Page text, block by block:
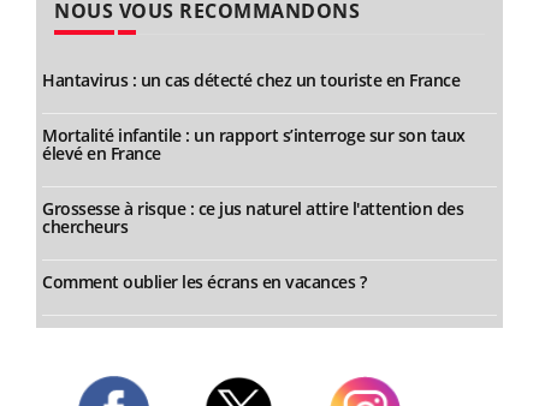
NOUS VOUS RECOMMANDONS
Hantavirus : un cas détecté chez un touriste en France
Mortalité infantile : un rapport s’interroge sur son taux
élevé en France
Grossesse à risque : ce jus naturel attire l'attention des
chercheurs
Comment oublier les écrans en vacances ?